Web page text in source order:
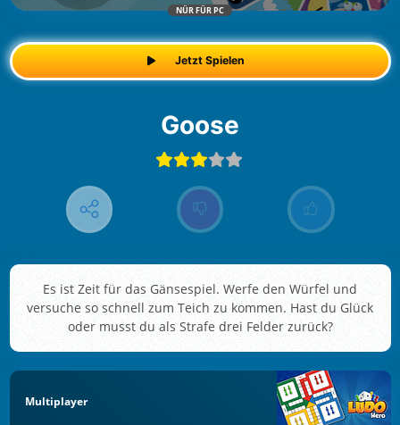
NÜR FÜR PC
Jetzt Spielen
Goose
Es ist Zeit für das Gänsespiel. Werfe den Würfel und
versuche so schnell zum Teich zu kommen. Hast du Glück
oder musst du als Strafe drei Felder zurück?
Multiplayer